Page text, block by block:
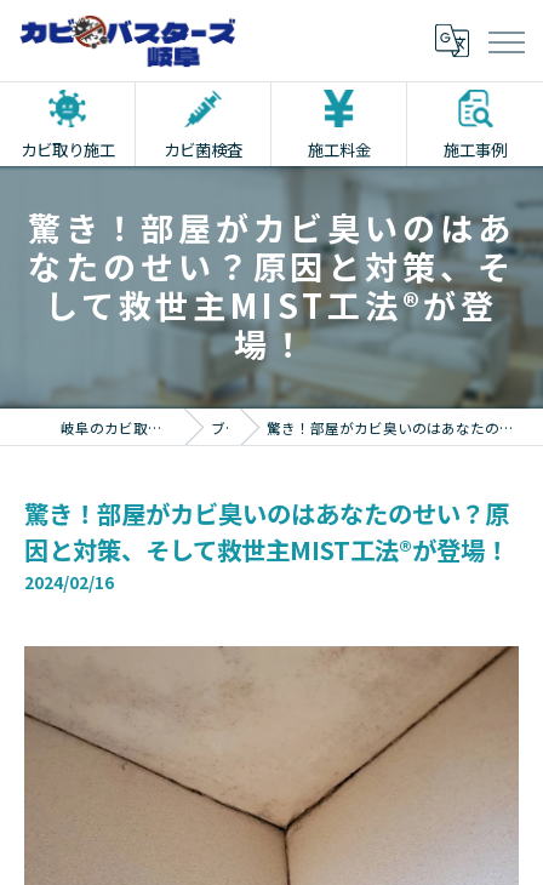
カビ取り施工 カビ菌検査 施工料金 施工事例
驚き！部屋がカビ臭いのはあ
なたのせい？原因と対策、そ
して救世主MIST工法®が登
場！
岐阜のカビ取りならカビバスターズ岐阜 ブログ 驚き！部屋がカビ臭いのはあなたのせい？原因と対策、そして救世主MIST工法®が登場！
驚き！部屋がカビ臭いのはあなたのせい？原
因と対策、そして救世主MIST工法®が登場！
2024/02/16